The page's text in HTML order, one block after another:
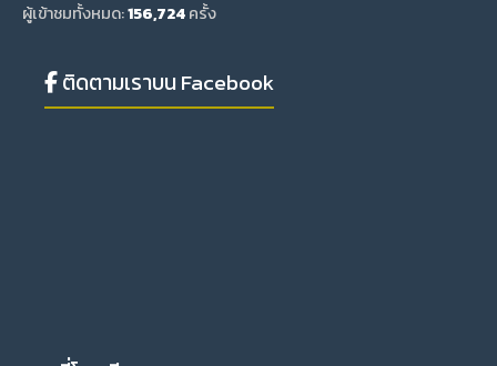
ผู้เข้าชมทั้งหมด:156,724ครั้ง
ติดตามเราบน Facebook